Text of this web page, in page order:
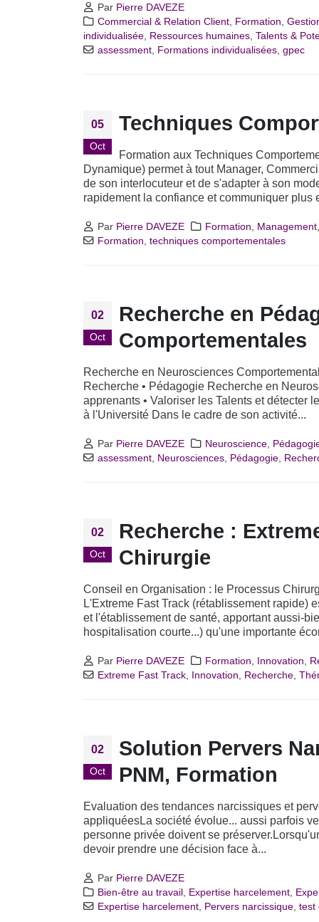
Par Pierre DAVEZE
Commercial & Relation Client Formation ,
individualisée Ressources humaines Talents &
assessment Formations individualisées ,gpec
05
Oct
Techniques
Formation aux Techniques
Dynamique) permet à tout Manager,
de son interlocuteur et de s'adapter à son
rapidement la confiance et communiquer plus
Par Pierre DAVEZE Formation Management,
Formation ,techniques comportementales
02
Oct
Recherche en
Comportementales
Recherche en Neurosciences
Recherche • Pédagogie Recherche en
apprenants • Valoriser les Talents et détecter
à l'Université Dans le cadre de son activité...
Par Pierre DAVEZE Neuroscience,
assessment Neurosciences Pédagogie
02
Oct
Recherche :
Chirurgie
Conseil en Organisation : le Processus
L'Extreme Fast Track (rétablissement rapide)
et l'établissement de santé, apportant aussi-
hospitalisation courte...) qu'une importante
Par Pierre DAVEZE Formation Innovation
Extreme Fast Track Innovation Recherche ,
02
Oct
Solution Pervers
PNM, Formation
Evaluation des tendances narcissiques et
appliquéesLa société évolue... aussi parfois
personne privée doivent se
devoir prendre une décision face à...
Par Pierre DAVEZE
Bien-être au travail Expertise harcelement
Expertise harcelement Pervers narcissique ,test